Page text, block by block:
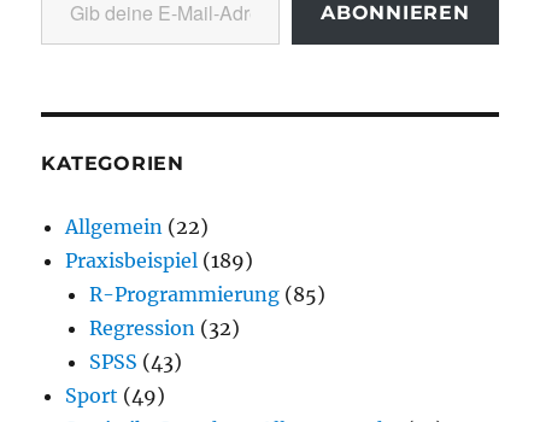
ABONNIEREN
KATEGORIEN
Allgemein (22)
Praxisbeispiel (189)
R-Programmierung (85)
Regression (32)
SPSS (43)
Sport (49)